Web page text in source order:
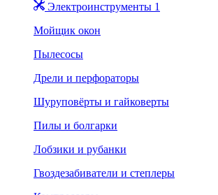
Электроинструменты 1
Мойщик окон
Пылесосы
Дрели и перфораторы
Шуруповёрты и гайковерты
Пилы и болгарки
Лобзики и рубанки
Гвоздезабиватели и степлеры